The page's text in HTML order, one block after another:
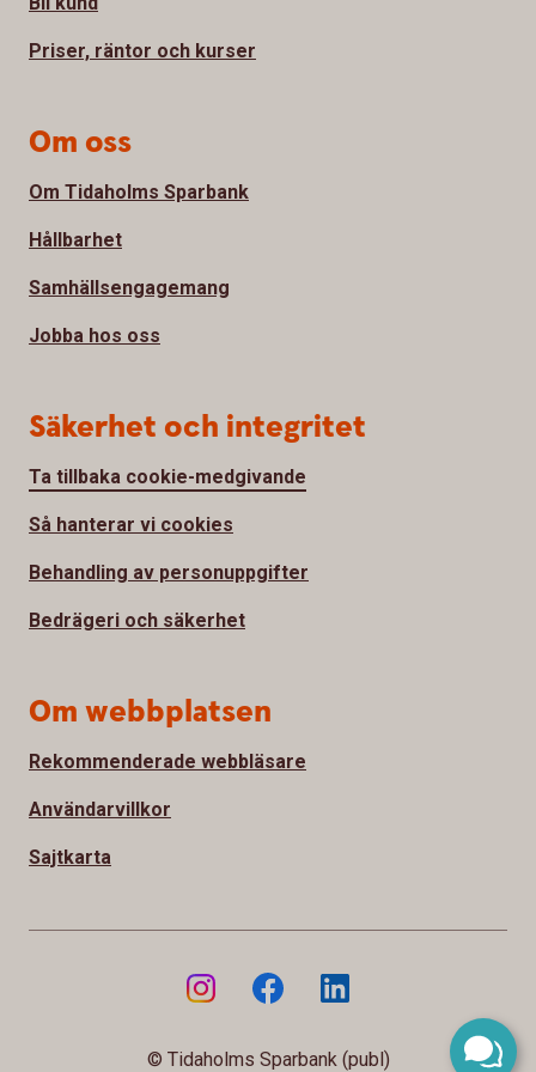
Priser, räntor och kurser
Om oss
Om Tidaholms Sparbank
Hållbarhet
Samhällsengagemang
Jobba hos oss
Säkerhet och integritet
Ta tillbaka cookie-medgivande
Så hanterar vi cookies
Behandling av personuppgifter
Bedrägeri och säkerhet
Om webbplatsen
Rekommenderade webbläsare
Användarvillkor
Sajtkarta
© Tidaholms Sparbank (publ)